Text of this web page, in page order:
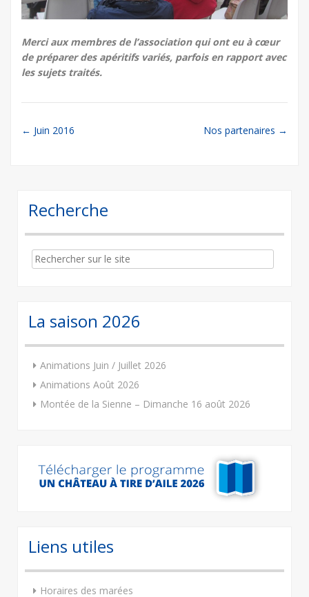
Merci aux membres de l’association qui ont eu à cœur
de préparer des apéritifs variés, parfois en rapport avec
les sujets traités.
Post
← Juin 2016 Nos partenaires →
Recherche
Search
for:
La saison 2026
Animations Juin / Juillet 2026
Animations Août 2026
Montée de la Sienne – Dimanche 16 août 2026
Liens utiles
Horaires des marées